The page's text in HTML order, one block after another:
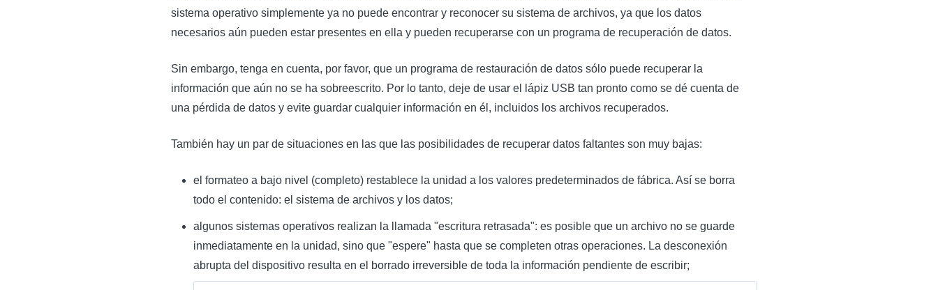
sistema operativo simplemente ya no puede encontrar y reconocer su sistema de archivos, ya que los datos
necesarios aún pueden estar presentes en ella y pueden recuperarse con un programa de recuperación de datos.
Sin embargo, tenga en cuenta, por favor, que un programa de restauración de datos sólo puede recuperar la
información que aún no se ha sobreescrito. Por lo tanto, deje de usar el lápiz USB tan pronto como se dé cuenta de
una pérdida de datos y evite guardar cualquier información en él, incluidos los archivos recuperados.
También hay un par de situaciones en las que las posibilidades de recuperar datos faltantes son muy bajas:
el formateo a bajo nivel (completo) restablece la unidad a los valores predeterminados de fábrica. Así se borra
todo el contenido: el sistema de archivos y los datos;
algunos sistemas operativos realizan la llamada "escritura retrasada": es posible que un archivo no se guarde
inmediatamente en la unidad, sino que "espere" hasta que se completen otras operaciones. La desconexión
abrupta del dispositivo resulta en el borrado irreversible de toda la información pendiente de escribir;